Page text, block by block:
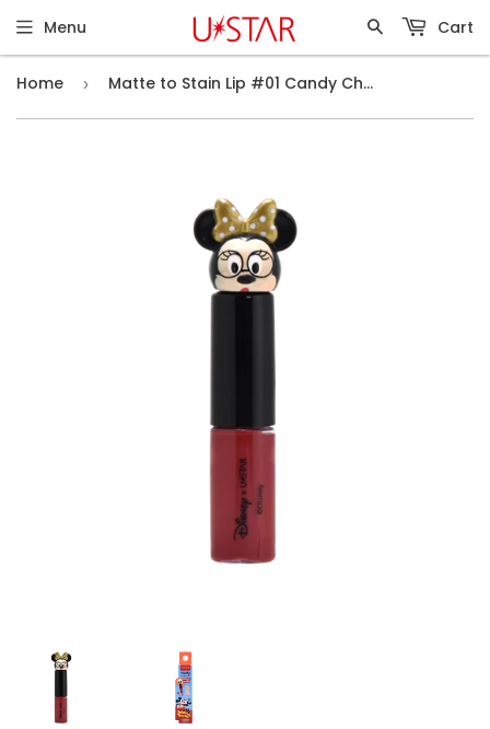
Menu Cart
Home › Matte to Stain Lip #01 Candy Cherry